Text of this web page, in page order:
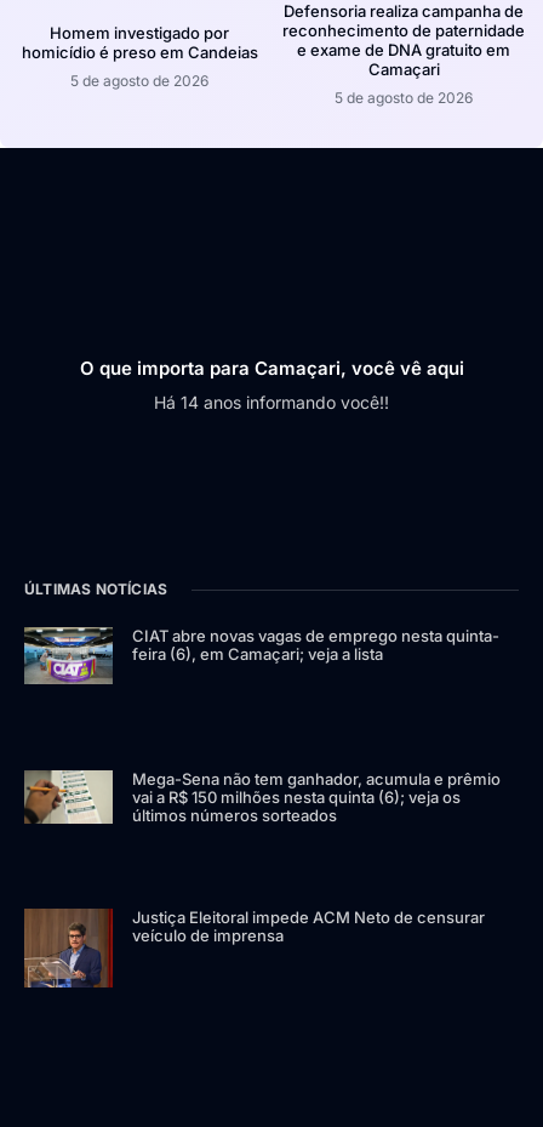
Homem investigado por
homicídio é preso em Candeias
5 de agosto de 2026
Defensoria realiza campanha de
reconhecimento de paternidade
e exame de DNA gratuito em
Camaçari
5 de agosto de 2026
O que importa para Camaçari, você vê aqui
Há 14 anos informando você!!
ÚLTIMAS NOTÍCIAS
CIAT abre novas vagas de emprego nesta quinta-
feira (6), em Camaçari; veja a lista
Mega-Sena não tem ganhador, acumula e prêmio
vai a R$ 150 milhões nesta quinta (6); veja os
últimos números sorteados
Justiça Eleitoral impede ACM Neto de censurar
veículo de imprensa